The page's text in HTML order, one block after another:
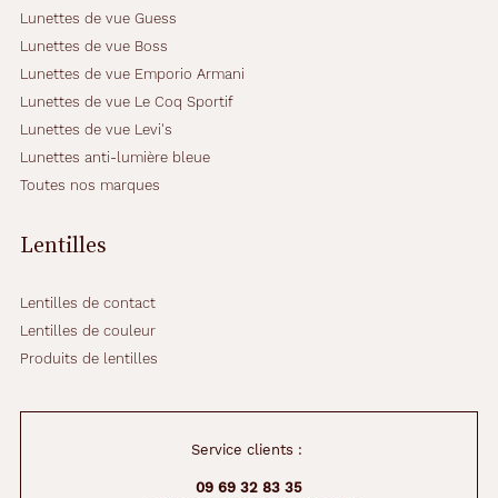
Lunettes de vue Guess
Lunettes de vue Boss
Lunettes de vue Emporio Armani
Lunettes de vue Le Coq Sportif
Lunettes de vue Levi's
Lunettes anti-lumière bleue
Toutes nos marques
Lentilles
Lentilles de contact
Lentilles de couleur
Produits de lentilles
Service clients :
09 69 32 83 35